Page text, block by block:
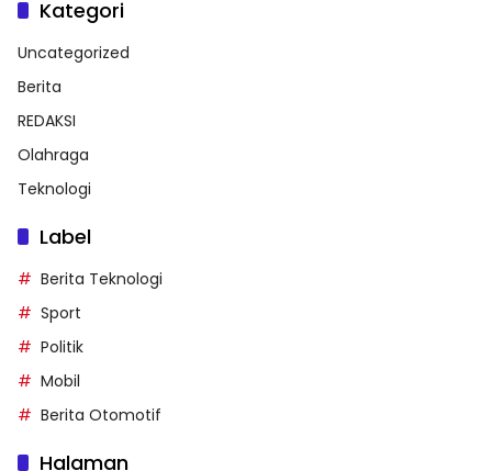
Kategori
Uncategorized
Berita
REDAKSI
Olahraga
Teknologi
Label
Berita Teknologi
Sport
Politik
Mobil
Berita Otomotif
Halaman